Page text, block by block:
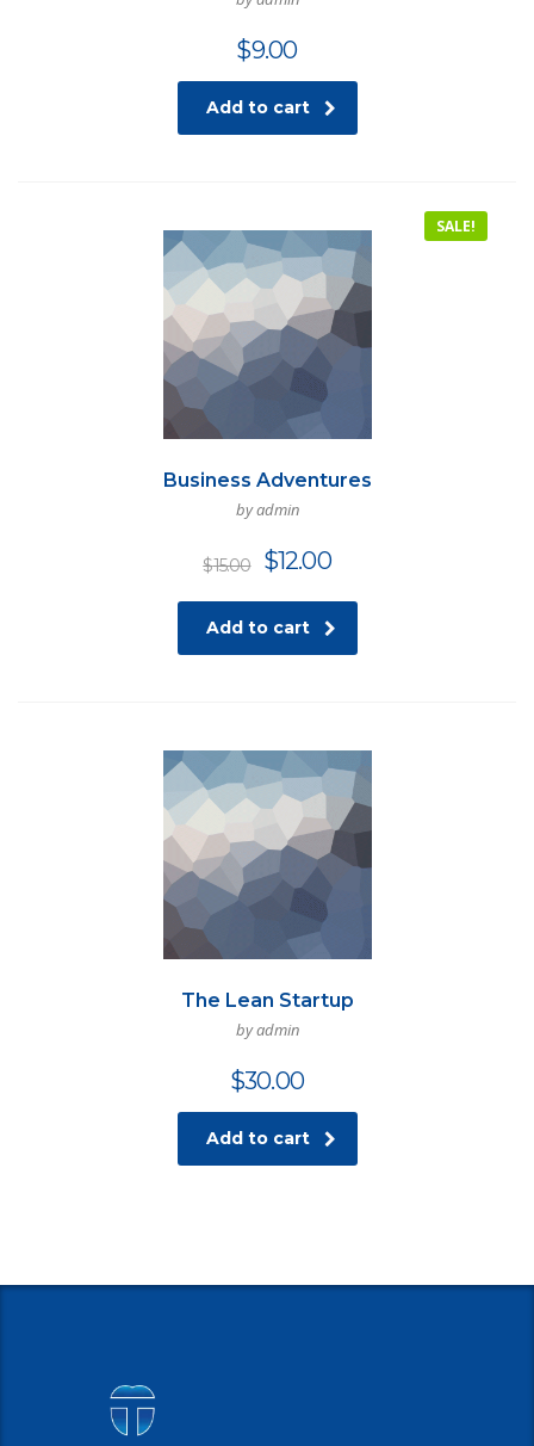
$9.00
Add to cart
SALE!
Business Adventures
by admin
$15.00 $12.00
Add to cart
The Lean Startup
by admin
$30.00
Add to cart